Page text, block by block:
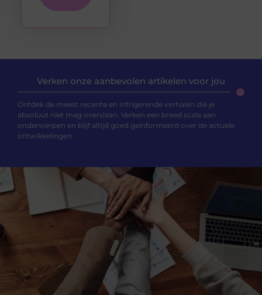
Verken onze aanbevolen artikelen voor jou
Ontdek de meest recente en intrigerende verhalen die je
absoluut niet mag overslaan. Verken een breed scala aan
onderwerpen en blijf altijd goed geïnformeerd over de actuele
ontwikkelingen.